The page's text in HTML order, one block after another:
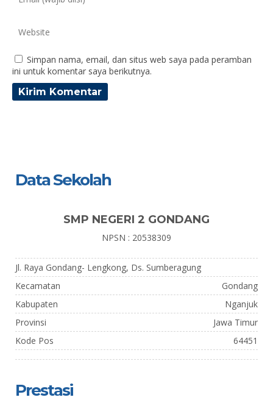
Simpan nama, email, dan situs web saya pada peramban
ini untuk komentar saya berikutnya.
Data Sekolah
SMP NEGERI 2 GONDANG
NPSN : 20538309
Jl. Raya Gondang- Lengkong, Ds. Sumberagung
Kecamatan
Gondang
Kabupaten
Nganjuk
Provinsi
Jawa Timur
Kode Pos
64451
Prestasi